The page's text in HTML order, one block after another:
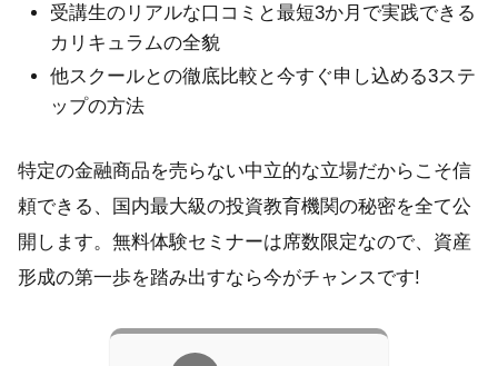
受講生のリアルな口コミと最短3か月で実践できる
カリキュラムの全貌
他スクールとの徹底比較と今すぐ申し込める3ステ
ップの方法
特定の金融商品を売らない中立的な立場だからこそ信
頼できる、国内最大級の投資教育機関の秘密を全て公
開します。無料体験セミナーは席数限定なので、資産
形成の第一歩を踏み出すなら今がチャンスです!